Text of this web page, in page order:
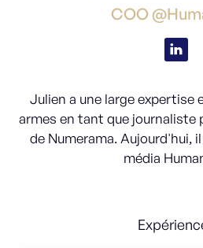
COO
Julien a une large expertise
armes en tant que journaliste
de Numerama. Aujourd'hui,
média